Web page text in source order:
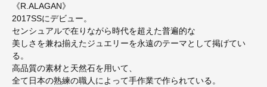
《R.ALAGAN》
2017SSにデビュー。
センシュアルで在りながら時代を超えた普遍的な
美しさを兼ね揃えたジュエリーを永遠のテーマとして掲げてい
る。
高品質の素材と天然石を用いて、
全て日本の熟練の職人によって手作業で作られている。